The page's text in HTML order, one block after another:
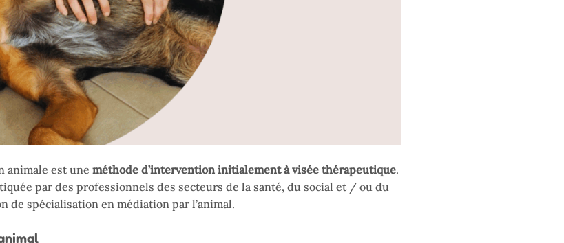
animale est une méthode d’intervention initialement à visée thérapeutique.
par des professionnels des secteurs de la santé, du social et / ou du
de spécialisation en médiation par l’animal.